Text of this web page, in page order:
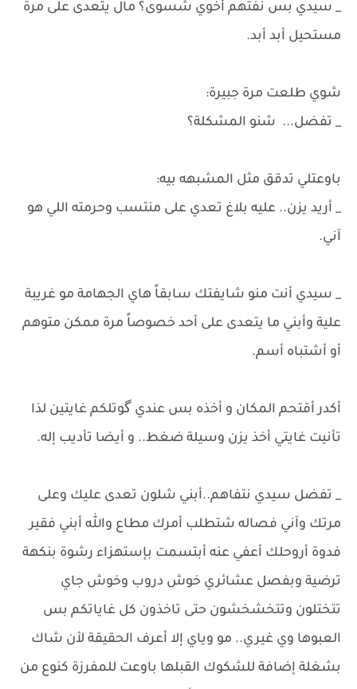
_ سيدي بس نفتهم أخوي شسوى؟ مال يتعدى على مرة
مستحيل أبد أبد.
شوي طلعت مرة جبيرة:
_ تفضل... شنو المشكلة؟
باوعتلي تدقق مثل المشبهه بيه:
_ أريد يزن.. عليه بلاغ تعدي على منتسب وحرمته اللي هو
آني.
_ سيدي أنت منو شايفتك سابقاً هاي الجهامة مو غريبة
علية وأبني ما يتعدى على أحد خصوصاً مرة ممكن متوهم
أو أشتباه أسم.
أكدر أقتحم المكان و أخذه بس عندي گوتلكم غايتين لذا
تأنيت غايتي أخذ يزن وسيلة ضغط.. و أيضا تأديب إله.
_ تفضل سيدي نتفاهم..أبني شلون تعدى عليك وعلى
مرتك وآني فصاله شتطلب أمرك مطاع والله أبني فقير
فدوة أروحلك أعفي عنه أبتسمت بإستهزاء رشوة بنكهة
ترضية وبفصل عشائري خوش دروب وخوش جاي
تتختلون وتتخشخشون حتى تاخذون كل غاياتكم بس
العبوها وي غيري.. مو وياي إلا أعرف الحقيقة لأن شاك
بشغلة إضافة للشكوك القبلها ​باوعت للمفرزة كنوع من